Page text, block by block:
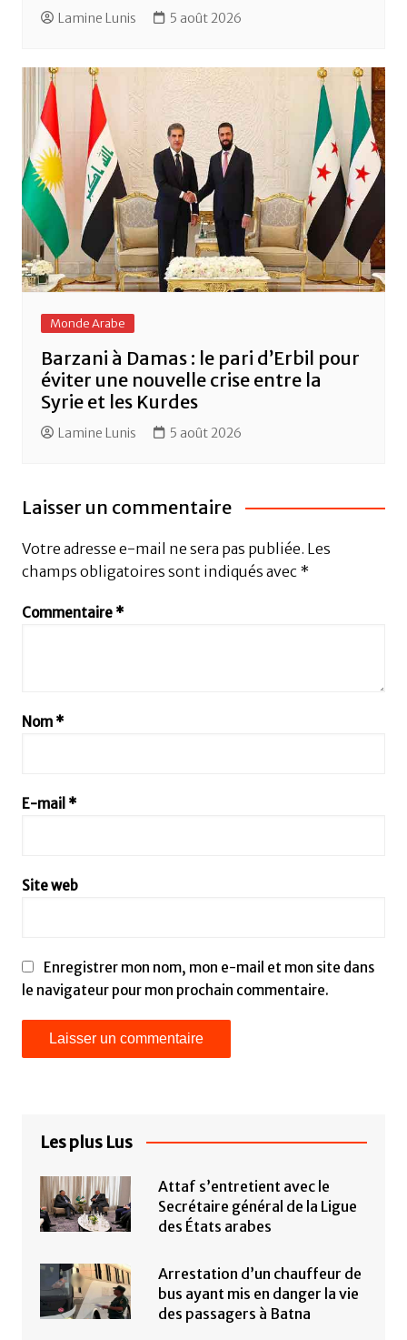
Lamine Lunis 5 août 2026
Monde Arabe
Barzani à Damas : le pari d’Erbil pour
éviter une nouvelle crise entre la
Syrie et les Kurdes
Lamine Lunis 5 août 2026
Laisser un commentaire
Votre adresse e-mail ne sera pas publiée. Les
champs obligatoires sont indiqués avec *
Commentaire *
Nom *
E-mail *
Site web
Enregistrer mon nom, mon e-mail et mon site dans
le navigateur pour mon prochain commentaire.
Les plus Lus
Attaf s’entretient avec le
Secrétaire général de la Ligue
des États arabes
Arrestation d’un chauffeur de
bus ayant mis en danger la vie
des passagers à Batna